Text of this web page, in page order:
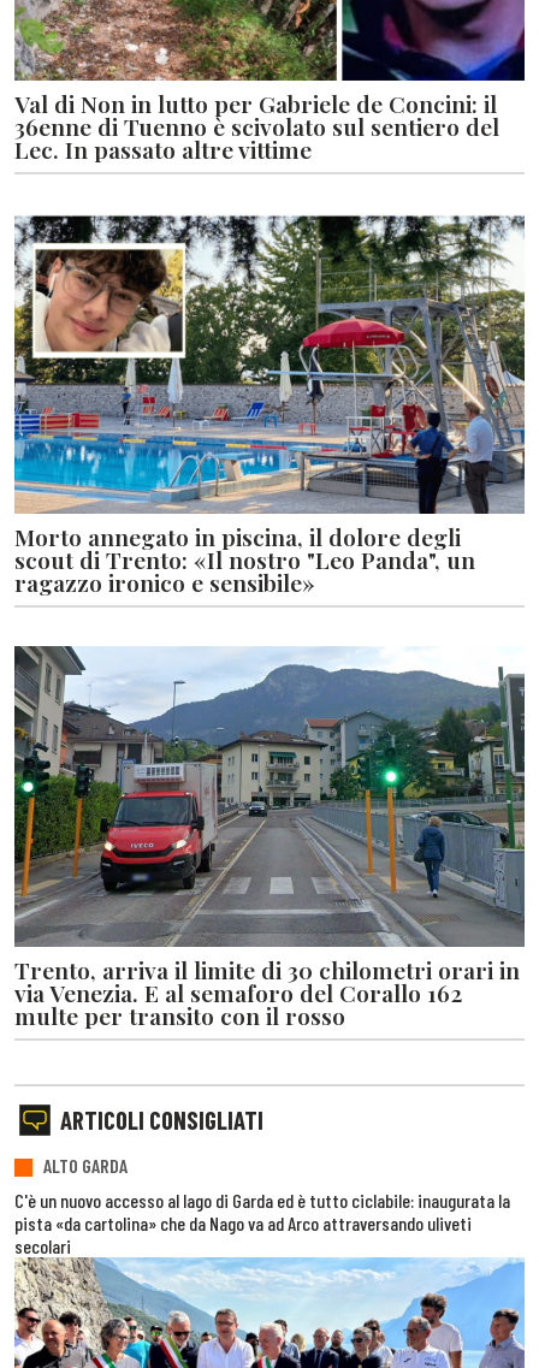
Val di Non in lutto per Gabriele de Concini: il
36enne di Tuenno è scivolato sul sentiero del
Lec. In passato altre vittime
Morto annegato in piscina, il dolore degli
scout di Trento: «Il nostro "Leo Panda", un
ragazzo ironico e sensibile»
Trento, arriva il limite di 30 chilometri orari in
via Venezia. E al semaforo del Corallo 162
multe per transito con il rosso
ARTICOLI CONSIGLIATI
ALTO GARDA
C'è un nuovo accesso al lago di Garda ed è tutto ciclabile: inaugurata la
pista «da cartolina» che da Nago va ad Arco attraversando uliveti
secolari